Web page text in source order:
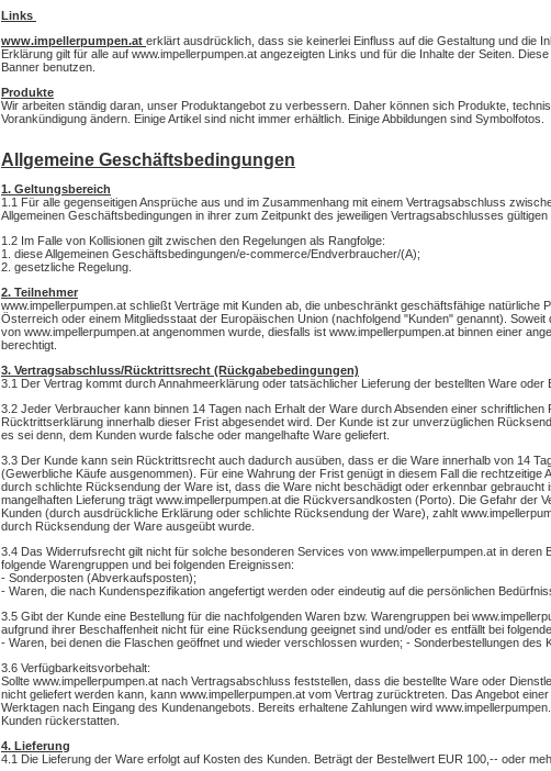
Links
www.impellerpumpen.at erklärt ausdrücklich, dass sie keinerlei Einfluss auf die Gestaltung und die
Erklärung gilt für alle auf www.impellerpumpen.at angezeigten Links und für die Inhalte der Seiten.
Banner benutzen.
Produkte
Wir arbeiten ständig daran, unser Produktangebot zu verbessern. Daher können sich Produkte,
Vorankündigung ändern. Einige Artikel sind nicht immer erhältlich. Einige Abbildungen sind Symbolfotos.
Allgemeine Geschäftsbedingungen
1. Geltungsbereich
1.1 Für alle gegenseitigen Ansprüche aus und im Zusammenhang mit einem Vertragsabschluss
Allgemeinen Geschäftsbedingungen in ihrer zum Zeitpunkt des jeweiligen Vertragsabschlusses gültigen
1.2 Im Falle von Kollisionen gilt zwischen den Regelungen als Rangfolge:
1. diese Allgemeinen Geschäftsbedingungen/e-commerce/Endverbraucher/(A);
2. gesetzliche Regelung.
2. Teilnehmer
www.impellerpumpen.at schließt Verträge mit Kunden ab, die unbeschränkt geschäftsfähige
Österreich oder einem Mitgliedsstaat der Europäischen Union (nachfolgend "Kunden" genannt).
von www.impellerpumpen.at angenommen wurde, diesfalls ist www.impellerpumpen.at binnen einer
berechtigt.
3. Vertragsabschluss/Rücktrittsrecht (Rückgabebedingungen)
3.1 Der Vertrag kommt durch Annahmeerklärung oder tatsächlicher Lieferung der bestellten Ware oder
3.2 Jeder Verbraucher kann binnen 14 Tagen nach Erhalt der Ware durch Absenden einer
Rücktrittserklärung innerhalb dieser Frist abgesendet wird. Der Kunde ist zur unverzüglichen
es sei denn, dem Kunden wurde falsche oder mangelhafte Ware geliefert.
3.3 Der Kunde kann sein Rücktrittsrecht auch dadurch ausüben, dass er die Ware innerhalb von 14
(Gewerbliche Käufe ausgenommen). Für eine Wahrung der Frist genügt in diesem Fall die
durch schlichte Rücksendung der Ware ist, dass die Ware nicht beschädigt oder erkennbar
mangelhaften Lieferung trägt www.impellerpumpen.at die Rückversandkosten (Porto). Die Gefahr der
Kunden (durch ausdrückliche Erklärung oder schlichte Rücksendung der Ware), zahlt
durch Rücksendung der Ware ausgeübt wurde.
3.4 Das Widerrufsrecht gilt nicht für solche besonderen Services von www.impellerpumpen.at in
folgende Warengruppen und bei folgenden Ereignissen:
- Sonderposten (Abverkaufsposten);
- Waren, die nach Kundenspezifikation angefertigt werden oder eindeutig auf die persönlichen
3.5 Gibt der Kunde eine Bestellung für die nachfolgenden Waren bzw. Warengruppen bei
aufgrund ihrer Beschaffenheit nicht für eine Rücksendung geeignet sind und/oder es entfällt bei
- Waren, bei denen die Flaschen geöffnet und wieder verschlossen wurden; - Sonderbestellungen des
3.6 Verfügbarkeitsvorbehalt:
Sollte www.impellerpumpen.at nach Vertragsabschluss feststellen, dass die bestellte Ware oder
nicht geliefert werden kann, kann www.impellerpumpen.at vom Vertrag zurücktreten. Das Angebot
Werktagen nach Eingang des Kundenangebots. Bereits erhaltene Zahlungen wird
Kunden rückerstatten.
4. Lieferung
4.1 Die Lieferung der Ware erfolgt auf Kosten des Kunden. Beträgt der Bestellwert EUR 100,-- oder